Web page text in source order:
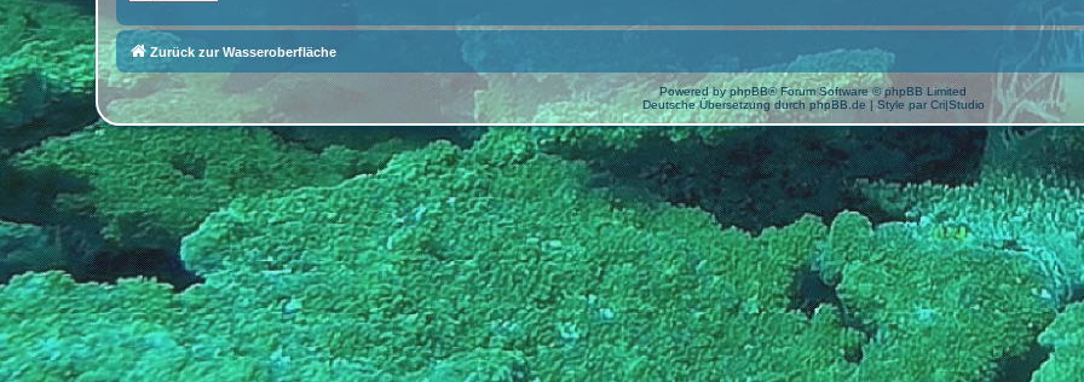
Zurück zur Wasseroberfläche
Powered byphpBB® Forum Software © phpBB Limited
Deutsche Übersetzung durch phpBB.de | Style par Cri|Studio